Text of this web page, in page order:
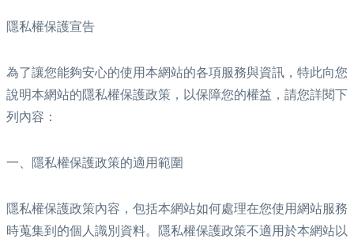
隱私權保護宣告
為了讓您能夠安心的使用本網站的各項服務與資訊，特此向您
說明本網站的隱私權保護政策，以保障您的權益，請您詳閱下
列內容：
一、隱私權保護政策的適用範圍
隱私權保護政策內容，包括本網站如何處理在您使用網站服務
時蒐集到的個人識別資料。隱私權保護政策不適用於本網站以